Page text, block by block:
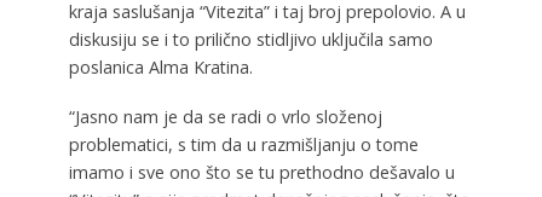
kraja saslušanja “Vitezita” i taj broj prepolovio. A u
diskusiju se i to prilično stidljivo uključila samo
poslanica Alma Kratina.
“Jasno nam je da se radi o vrlo složenoj
problematici, s tim da u razmišljanju o tome
imamo i sve ono što se tu prethodno dešavalo u